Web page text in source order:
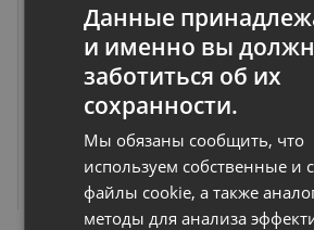
Безопасность
Используйте шифрование E2EE,
токены доступа для защиты
участников.
Узнать больше
Данные
и именно вы
заботиться об их
сохранности.
Мы обязаны сообщить, что
используем собственные и
файлы cookie, а также
методы для анализа